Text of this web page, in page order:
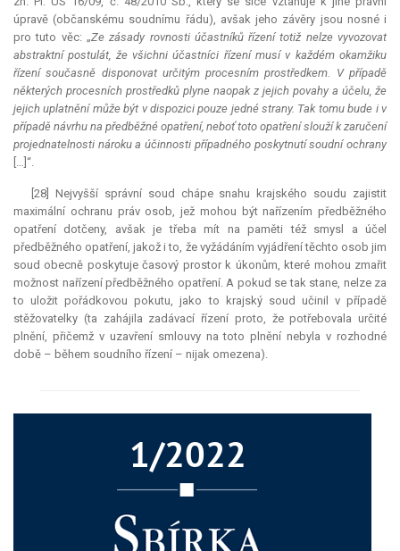
úpravě (občanskému soudnímu řádu), avšak jeho závěry jsou nosné i
pro tuto věc: „Ze zásady rovnosti účastníků řízení totiž nelze vyvozovat
abstraktnípostulát, že všichni účastníci řízení musí v každém okamžiku
řízení současně disponovat určitým procesním prostředkem. V případě
některých procesních prostředků plyne naopak z jejich povahy a účelu, že
jejich uplatnění může být v dispozici pouze jedné strany. Tak tomu bude i v
případě návrhu na předběžné opatření, neboť toto opatření slouží k zaručení
projednatelnosti nároku a účinnosti případného poskytnutí soudní ochrany
[…]“.
[28] Nejvyšší správní soud chápe snahu krajského soudu zajistit
maximální ochranu práv osob, jež mohou být nařízením předběžného
opatření dotčeny, avšak je třeba mít na paměti též smysl a účel
předběžného opatření, jakož i to, že vyžádáním vyjádření těchto osob jim
soud obecně poskytuje časový prostor k úkonům, které mohou zmařit
možnost nařízení předběžného opatření. A pokud se tak stane, nelze za
to uložit pořádkovou pokutu, jako to krajský soud učinil v případě
stěžovatelky (ta zahájila zadávací řízení proto, že potřebovala určité
plnění, přičemž v uzavření smlouvy na toto plnění nebyla v rozhodné
době – během soudního řízení – nijak omezena).